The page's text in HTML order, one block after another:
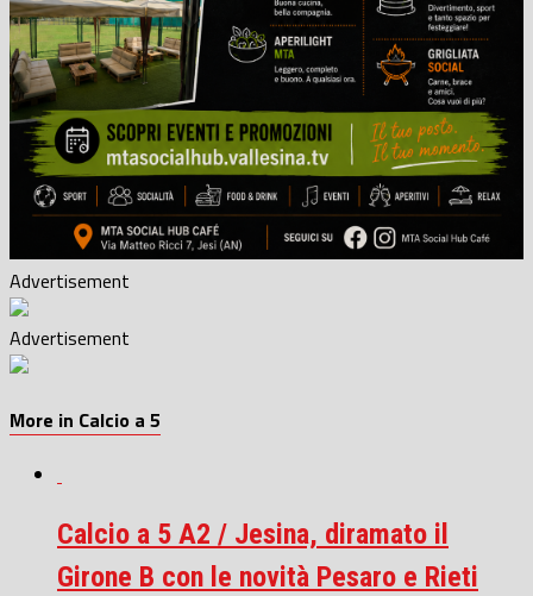
Advertisement
Advertisement
More in Calcio a 5
Calcio a 5 A2 / Jesina, diramato il
Girone B con le novità Pesaro e Rieti